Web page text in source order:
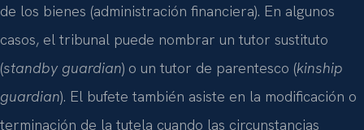
de los bienes (administración financiera). En algunos
casos, el tribunal puede nombrar un tutor sustituto
(standby guardian) o un tutor de parentesco (kinship
guardian). El bufete también asiste en la modificación o
terminación de la tutela cuando las circunstancias